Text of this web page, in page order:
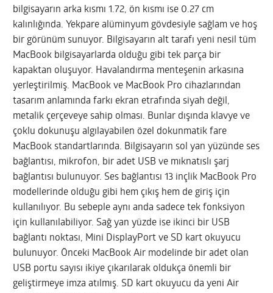
bilgisayarın arka kısmı 1.72, ön kısmı ise 0.27 cm
kalınlığında. Yekpare alüminyum gövdesiyle sağlam ve hoş
bir görünüm sunuyor. Bilgisayarın alt tarafı yeni nesil tüm
MacBook bilgisayarlarda olduğu gibi tek parça bir
kapaktan oluşuyor. Havalandırma menteşenin arkasına
yerleştirilmiş. MacBook ve MacBook Pro cihazlarından
tasarım anlamında farkı ekran etrafında siyah değil,
metalik çerçeveye sahip olması. Bunlar dışında klavye ve
çoklu dokunuşu algılayabilen özel dokunmatik fare
MacBook standartlarında. Bilgisayarın sol yan yüzünde ses
bağlantısı, mikrofon, bir adet USB ve mıknatıslı şarj
bağlantısı bulunuyor. Ses bağlantısı 13 inçlik MacBook Pro
modellerinde olduğu gibi hem çıkış hem de giriş için
kullanılıyor. Bu sebeple aynı anda sadece tek fonksiyon
için kullanılabiliyor. Sağ yan yüzde ise ikinci bir USB
bağlantı noktası, Mini DisplayPort ve SD kart okuyucu
bulunuyor. Önceki MacBook Air modelinde bir adet olan
USB portu sayısı ikiye çıkarılarak oldukça önemli bir
geliştirmeye imza atılmış. SD kart okuyucu da yeni Air